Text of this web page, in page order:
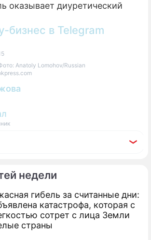
недели
гибель за считанные дни:
катастрофа, которая с
сотрет с лица Земли
страны
оказывает диуретический
бизнес в Telegram
Anatoly Lomohov/Russian
которые работают